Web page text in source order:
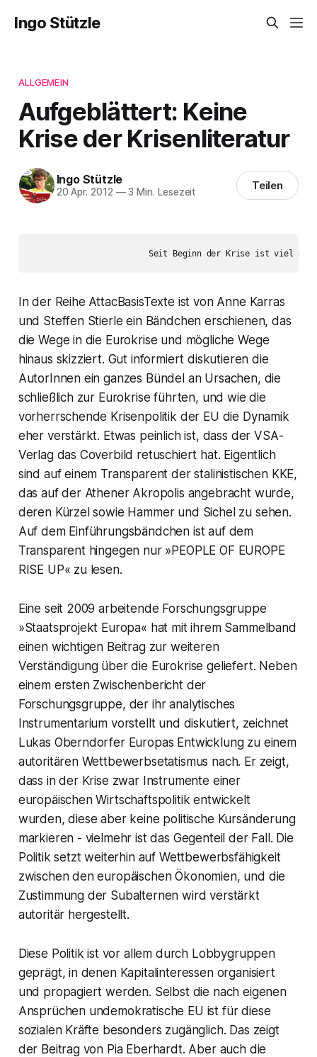
Ingo Stützle
ALLGEMEIN
Aufgeblättert: Keine
Krise der Krisenliteratur
Ingo Stützle
20 Apr. 2012 —3 Min. Lesezeit Teilen
In der Reihe AttacBasisTexte ist von Anne Karras
und Steffen Stierle ein Bändchen erschienen, das
die Wege in die Eurokrise und mögliche Wege
hinaus skizziert. Gut informiert diskutieren die
AutorInnen ein ganzes Bündel an Ursachen, die
schließlich zur Eurokrise führten, und wie die
vorherrschende Krisenpolitik der EU die Dynamik
eher verstärkt. Etwas peinlich ist, dass der VSA-
Verlag das Coverbild retuschiert hat. Eigentlich
sind auf einem Transparent der stalinistischen KKE,
das auf der Athener Akropolis angebracht wurde,
deren Kürzel sowie Hammer und Sichel zu sehen.
Auf dem Einführungsbändchen ist auf dem
Transparent hingegen nur »PEOPLE OF EUROPE
RISE UP« zu lesen.
Eine seit 2009 arbeitende Forschungsgruppe
»Staatsprojekt Europa« hat mit ihrem Sammelband
einen wichtigen Beitrag zur weiteren
Verständigung über die Eurokrise geliefert. Neben
einem ersten Zwischenbericht der
Forschungsgruppe, der ihr analytisches
Instrumentarium vorstellt und diskutiert, zeichnet
Lukas Oberndorfer Europas Entwicklung zu einem
autoritären Wettbewerbsetatismus nach. Er zeigt,
dass in der Krise zwar Instrumente einer
europäischen Wirtschaftspolitik entwickelt
wurden, diese aber keine politische Kursänderung
markieren - vielmehr ist das Gegenteil der Fall. Die
Politik setzt weiterhin auf Wettbewerbsfähigkeit
zwischen den europäischen Ökonomien, und die
Zustimmung der Subalternen wird verstärkt
autoritär hergestellt.
Diese Politik ist vor allem durch Lobbygruppen
geprägt, in denen Kapitalinteressen organisiert
und propagiert werden. Selbst die nach eigenen
Ansprüchen undemokratische EU ist für diese
sozialen Kräfte besonders zugänglich. Das zeigt
der Beitrag von Pia Eberhardt. Aber auch die